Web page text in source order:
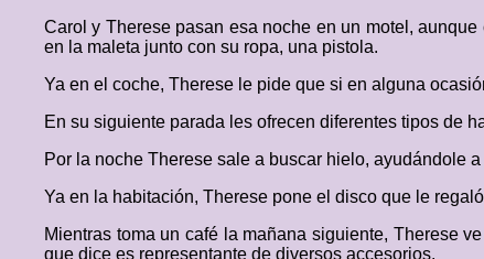
Carol y Therese pasan esa noche en un motel,
en la maleta junto con su ropa, una pistola.
Ya en el coche, Therese le pide que si en alguna
En su siguiente parada les ofrecen diferentes tipos de
Por la noche Therese sale a buscar hielo, ayudándole
Ya en la habitación, Therese pone el disco que le
Mientras toma un café la mañana siguiente, Therese
que dice es representante de diversos accesorios.